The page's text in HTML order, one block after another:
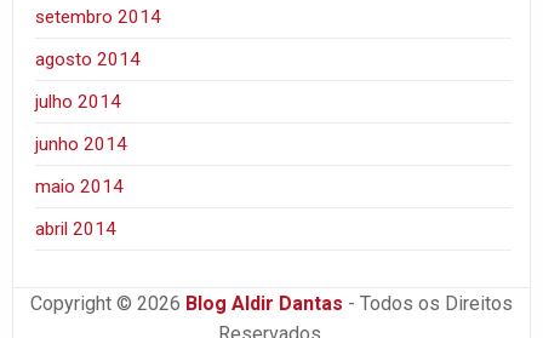
setembro 2014
agosto 2014
julho 2014
junho 2014
maio 2014
abril 2014
Copyright © 2026 Blog Aldir Dantas - Todos os Direitos